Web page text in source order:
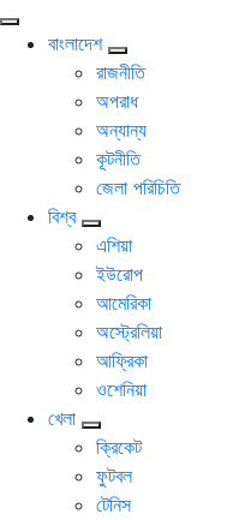
বাংলাদেশ
রাজনীতি
অপরাধ
অন্যান্য
কূটনীতি
জেলা পরিচিতি
বিশ্ব
এশিয়া
ইউরোপ
আমেরিকা
অস্ট্রেলিয়া
আফ্রিকা
ওশেনিয়া
খেলা
ক্রিকেট
ফুটবল
টেনিস